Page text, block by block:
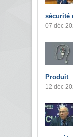
sécurité
07 déc
Produit
12 déc